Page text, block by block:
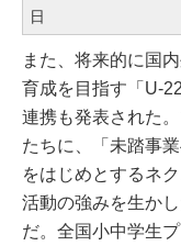
日
また、将来的に国
育成を目指す「U-
連携も発表された
たちに、「未踏事
をはじめとするネ
活動の強みを生か
だ。全国小中学生